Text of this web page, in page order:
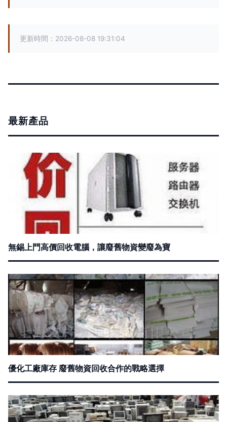
更新時間：2026-08-08 19:31:04
最新產品
無錫上門高價回收電腦，讓廢舊物資變廢為寶
優化工廠庫存 廢舊物資回收合作的戰略選擇